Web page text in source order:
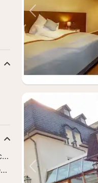
Vorige foto
Vorige foto
(1)